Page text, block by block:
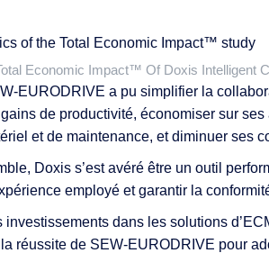
Economic Impact™ Of Doxis Intelligent
EURODRIVE a pu simplifier la
gains de productivité, économiser sur
et de maintenance, et diminuer ses
Doxis s’est avéré être un outil
employé et garantir la
investissements dans les solutions
la réussite de SEW-EURODRIVE pour